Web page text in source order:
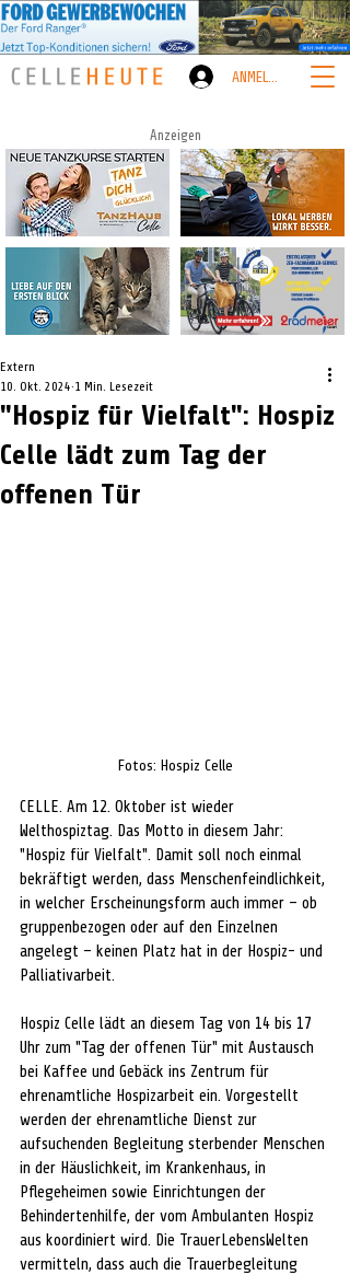
ANMELDEN
Anzeigen
"Hospiz für Vielfalt": Hospiz
Celle lädt zum Tag der
offenen Tür
Extern
10. Okt. 2024 1 Min. Lesezeit
Fotos: Hospiz Celle
CELLE. Am 12. Oktober ist wieder
Welthospiztag. Das Motto in diesem Jahr:
"Hospiz für Vielfalt". Damit soll noch einmal
bekräftigt werden, dass Menschenfeindlichkeit,
in welcher Erscheinungsform auch immer – ob
gruppenbezogen oder auf den Einzelnen
angelegt – keinen Platz hat in der Hospiz- und
Palliativarbeit.
Hospiz Celle lädt an diesem Tag von 14 bis 17
Uhr zum "Tag der offenen Tür" mit Austausch
bei Kaffee und Gebäck ins Zentrum für
ehrenamtliche Hospizarbeit ein. Vorgestellt
werden der ehrenamtliche Dienst zur
aufsuchenden Begleitung sterbender Menschen
in der Häuslichkeit, im Krankenhaus, in
Pflegeheimen sowie Einrichtungen der
Behindertenhilfe, der vom Ambulanten Hospiz
aus koordiniert wird. Die TrauerLebensWelten
vermitteln, dass auch die Trauerbegleitung